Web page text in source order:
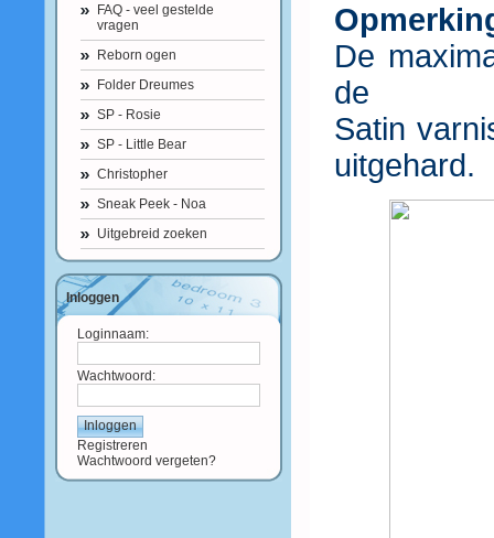
FAQ - veel gestelde
vragen
Reborn ogen
Folder Dreumes
SP - Rosie
SP - Little Bear
Christopher
Sneak Peek - Noa
Uitgebreid zoeken
Inloggen
Loginnaam:
Wachtwoord:
Registreren
Wachtwoord vergeten?
De
de
Satin
uitgehard.